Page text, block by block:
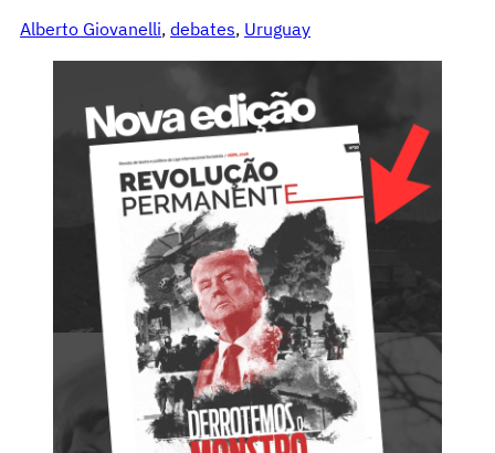
Alberto Giovanelli, debates, Uruguay